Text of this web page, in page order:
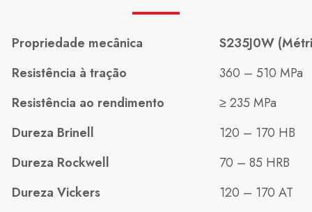
Propriedade mecânica
S235J0W
Resistência à tração
360 – 510 MPa
Resistência ao rendimento
≥ 235 MPa
Dureza Brinell
120 – 170 HB
Dureza Rockwell
70 – 85 HRB
Dureza Vickers
120 – 170 AT